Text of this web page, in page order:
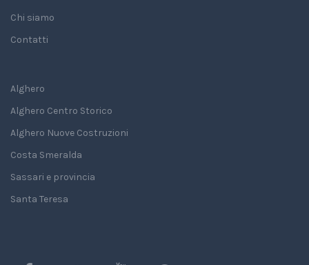
Chi siamo
Contatti
Alghero
Alghero Centro Storico
Alghero Nuove Costruzioni
Costa Smeralda
Sassari e provincia
Santa Teresa